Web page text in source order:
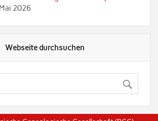
2026
Webseite durchsuchen